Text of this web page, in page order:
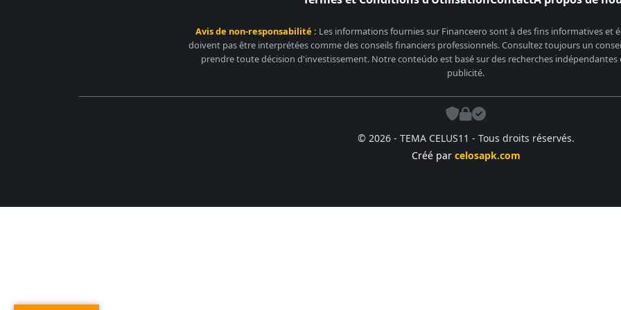
Avis de non-responsabilité : Les informations fournies sur Financeero sont à des fins informatives et
doivent pas être interprétées comme des conseils financiers professionnels. Consultez toujours un
prendre toute décision d'investissement. Notre conteúdo est basé sur des recherches indépendantes
publicité.
© 2026 - TEMA CELUS11 - Tous droits réservés.
Créé par celosapk.com